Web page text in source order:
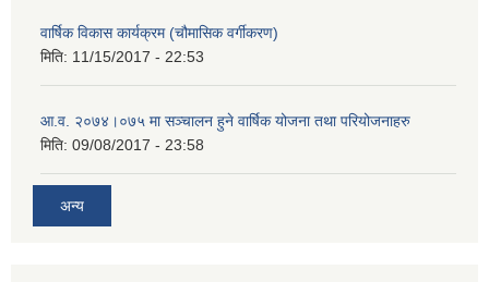
वार्षिक विकास कार्यक्रम (चौमासिक वर्गीकरण)
मिति: 11/15/2017 - 22:53
आ.व. २०७४।०७५ मा सञ्चालन हुने वार्षिक योजना तथा परियोजनाहरु
मिति: 09/08/2017 - 23:58
अन्य